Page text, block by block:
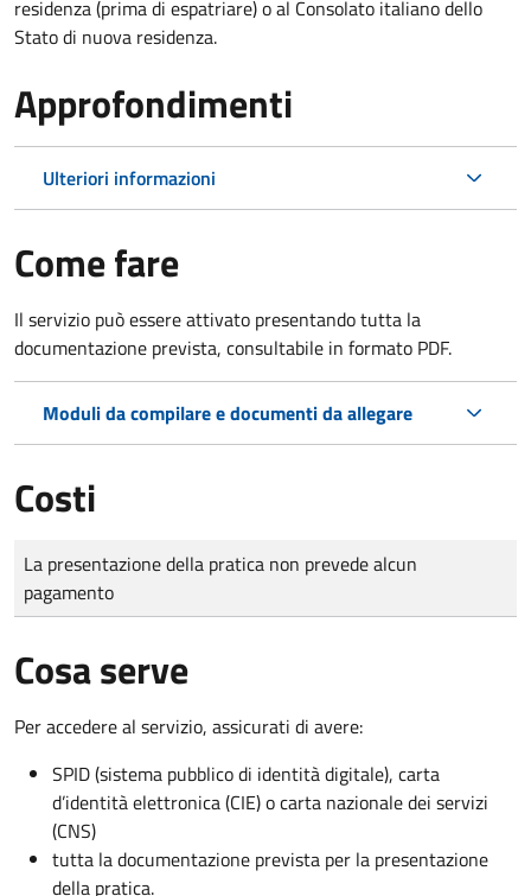
residenza (prima di espatriare) o al Consolato italiano dello
Stato di nuova residenza.
Approfondimenti
Ulteriori informazioni
Come fare
Il servizio può essere attivato presentando tutta la
documentazione prevista, consultabile in formato PDF.
Moduli da compilare e documenti da allegare
Costi
Tipo di pagamento
Importo
La presentazione della pratica non prevede alcun
pagamento
Cosa serve
Per accedere al servizio, assicurati di avere:
SPID (sistema pubblico di identità digitale), carta
d’identità elettronica (CIE) o carta nazionale dei servizi
(CNS)
tutta la documentazione prevista per la presentazione
della pratica.